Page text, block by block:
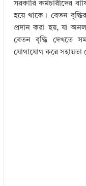
সরকারি কর্মচারীদের
হয়ে থাকে। বেতন
প্রদান করা হয়, যা
বেতন বৃদ্ধি দেখতে
যোগাযোগ করে সহায়তা